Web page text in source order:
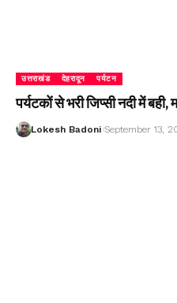
उत्तराखंड देहरादून पर्यटन
पर्यटकों से भरी जिप्सी नदी में
Lokesh Badoni September 13,